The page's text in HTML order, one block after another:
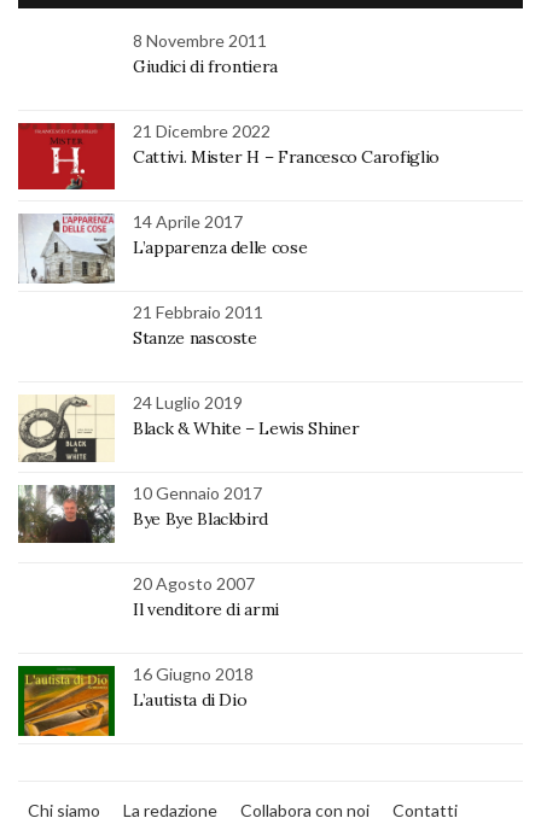
8 Novembre 2011
Giudici di frontiera
21 Dicembre 2022
Cattivi. Mister H – Francesco Carofiglio
14 Aprile 2017
L’apparenza delle cose
21 Febbraio 2011
Stanze nascoste
24 Luglio 2019
Black & White – Lewis Shiner
10 Gennaio 2017
Bye Bye Blackbird
20 Agosto 2007
Il venditore di armi
16 Giugno 2018
L’autista di Dio
Chi siamo La redazione Collabora con noi Contatti